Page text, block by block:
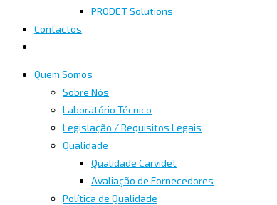
PRODET Solutions
Contactos
Quem Somos
Sobre Nós
Laboratório Técnico
Legislação / Requisitos Legais
Qualidade
Qualidade Carvidet
Avaliação de Fornecedores
Política de Qualidade